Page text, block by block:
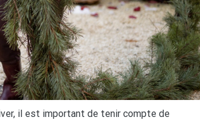
il est important de tenir compte de